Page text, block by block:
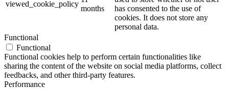
viewed_cookie_policy
months
has consented to the use of
cookies. It does not store any
personal data.
Functional
Functional
Functional cookies help to perform certain functionalities like
sharing the content of the website on social media platforms, collect
feedbacks, and other third-party features.
Performance